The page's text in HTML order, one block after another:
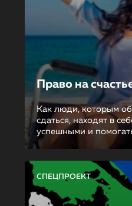
Право на
Как люди, которым
сдаться, находят в
успешными и
СПЕЦПРОЕКТ